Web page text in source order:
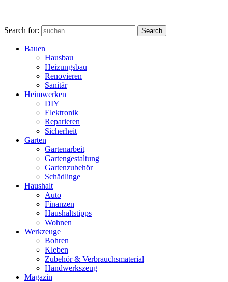
Search for: Search
Bauen
Hausbau
Heizungsbau
Renovieren
Sanitär
Heimwerken
DIY
Elektronik
Reparieren
Sicherheit
Garten
Gartenarbeit
Gartengestaltung
Gartenzubehör
Schädlinge
Haushalt
Auto
Finanzen
Haushaltstipps
Wohnen
Werkzeuge
Bohren
Kleben
Zubehör & Verbrauchsmaterial
Handwerkszeug
Magazin